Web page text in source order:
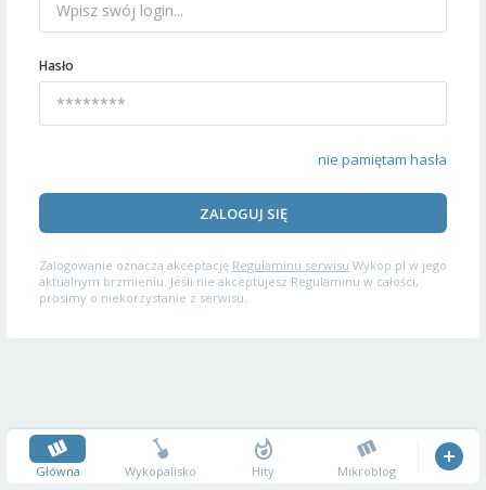
Hasło
nie pamiętam hasła
ZALOGUJ SIĘ
Zalogowanie oznacza akceptację Regulaminu serwisu Wykop.pl w jego
aktualnym brzmieniu. Jeśli nie akceptujesz Regulaminu w całości,
prosimy o niekorzystanie z serwisu.
Główna Wykopalisko Hity Mikroblog